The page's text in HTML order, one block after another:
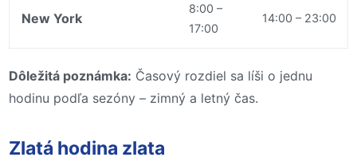
New York
8:00 –
17:00
14:00 – 23:00
Dôležitá poznámka: Časový rozdiel sa líši o jednu
hodinu podľa sezóny – zimný a letný čas.
Zlatá hodina zlata